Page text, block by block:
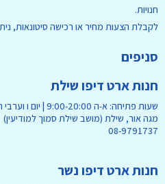
חנויות.
לקבלת הצעות מחיר או רכישה סיטונאות,
סניפים
חנות ארט דיפו שילת
שעות פתיחה: א-ה 9:00-20:00 | יום ו וערבי חג 9:00-14:00
מגה אור, שילת (מושב שילת סמוך למודיעין)
08-9791737
חנות ארט דיפו נשר